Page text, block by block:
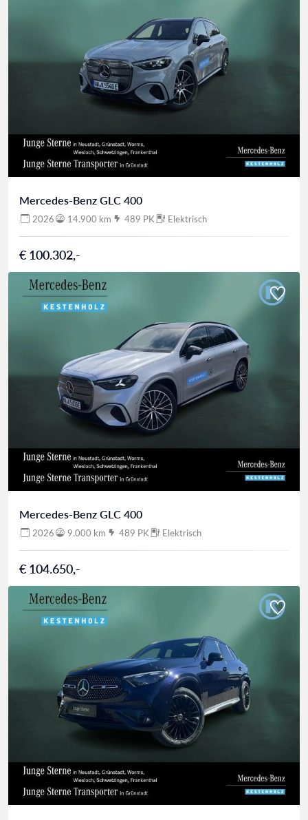
Mercedes-Benz GLC 400
2026 14.900 km 489 PK Elektrisch
€ 100.302,-
Mercedes-Benz GLC 400
2026 9.000 km 489 PK Elektrisch
€ 104.650,-